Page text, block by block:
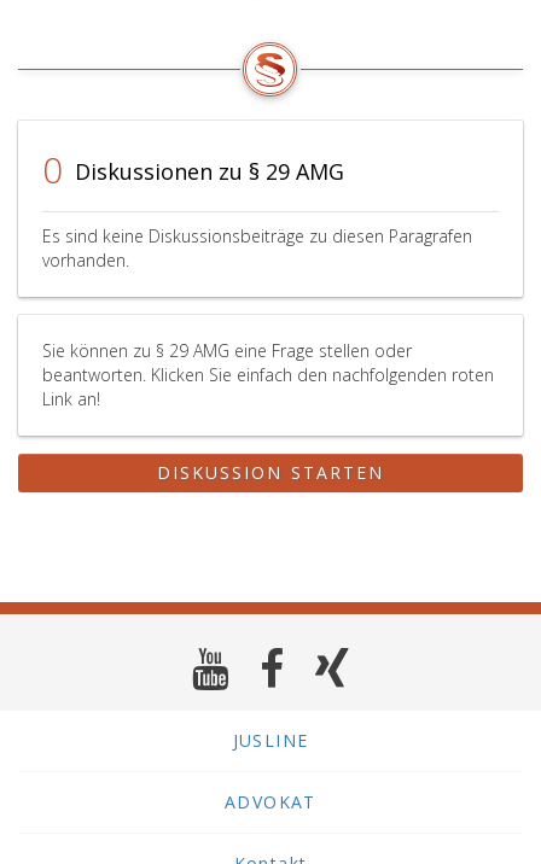
0 Diskussionen zu § 29 AMG
Es sind keine Diskussionsbeiträge zu diesen Paragrafen
vorhanden.
Sie können zu § 29 AMG eine Frage stellen oder
beantworten. Klicken Sie einfach den nachfolgenden roten
Link an!
DISKUSSION STARTEN
JUSLINE
ADVOKAT